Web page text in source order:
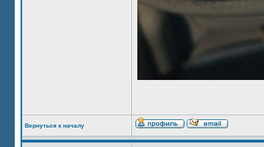
Вернуться к началу